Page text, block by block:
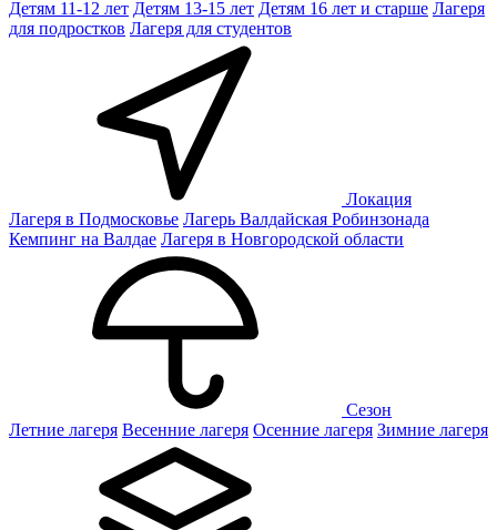
Детям 11-12 лет Детям 13-15 лет Детям 16 лет и старше Лагеря
для подростков Лагеря для студентов
Локация
Лагеря в Подмосковье Лагерь Валдайская Робинзонада
Кемпинг на Валдае Лагеря в Новгородской области
Сезон
Летние лагеря Весенние лагеря Осенние лагеря Зимние лагеря